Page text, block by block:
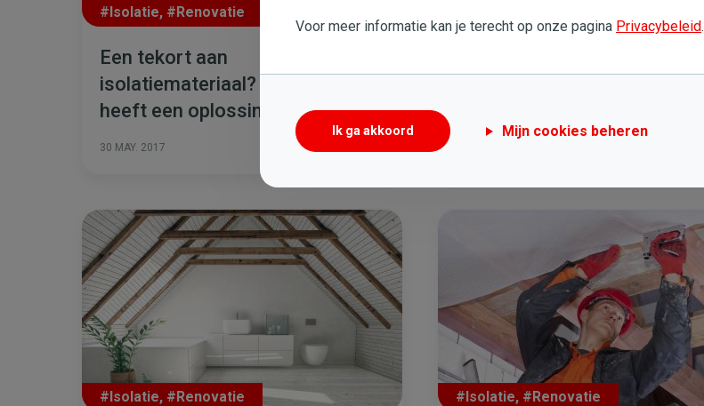
#Isolatie, #Renovatie
Een tekort aan
isolatiemateriaal? TotalEnergies
heeft een oplossing voor je
werken!
30 MAY. 2017 Meer lezen
#Isolatie, #Renovatie #Isolatie, #Renovatie
Voor meer informatie kan je terecht op onze pagina Privacybeleid.
Ik ga akkoord Mijn cookies beheren